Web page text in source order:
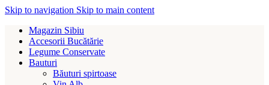
Skip to navigation Skip to main content
Magazin Sibiu
Accesorii Bucătărie
Legume Conservate
Bauturi
Băuturi spirtoase